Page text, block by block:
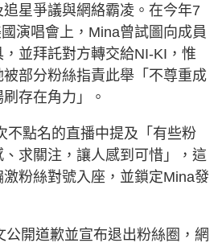
星爭議與網絡霸凌。在今年7
演唱會上，Mina曾試圖向成員
並拜託對方轉交給NI-KI，惟
部分粉絲指責此舉「不尊重成
存在角力」。
不點名的直播中提及「有些粉
求關注，讓人感到可惜」，這
粉絲對號入座，並鎖定Mina發
公開道歉並宣布退出粉絲圈，網